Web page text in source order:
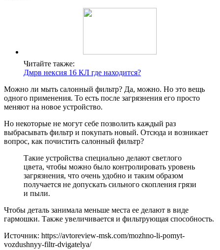
Читайте также:
Дмрв нексия 16 КЛ где находится?
Можно ли мыть салонный фильтр? Да, можно. Но это вещь
одного применения. То есть после загрязнения его просто
меняют на новое устройство.
Но некоторые не могут себе позволить каждый раз
выбрасывать фильтр и покупать новый. Отсюда и возникает
вопрос, как почистить салонный фильтр?
Такие устройства специально делают светлого
цвета, чтобы можно было контролировать уровень
загрязнения, что очень удобно и таким образом
получается не допускать сильного скопления грязи
и пыли.
Чтобы деталь занимала меньше места ее делают в виде
гармошки. Также увеличивается и фильтрующая способность.
Источник: https://avtoreview-msk.com/mozhno-li-pomyt-
vozdushnyy-filtr-dvigatelya/